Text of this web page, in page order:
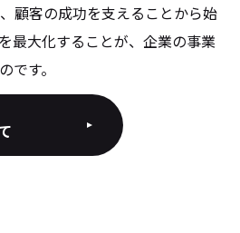
顧客の成功を支えることから始
最大化することが、企業の事業
です。